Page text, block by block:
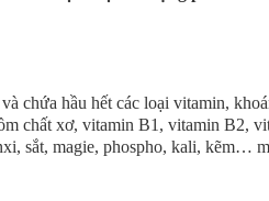
chứa hầu hết các loại vitamin,
chất xơ, vitamin B1, vitamin B2,
sắt, magie, phospho, kali, kẽm…